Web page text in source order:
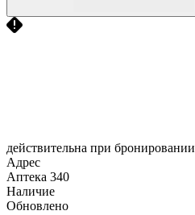
действительна при бронировании
Адрес
Аптека 340
Наличие
Обновлено